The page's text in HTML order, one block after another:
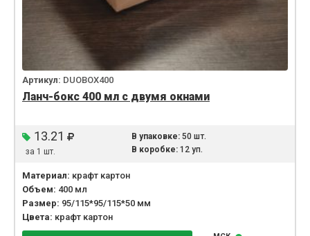
Артикул: DUOBOX400
Ланч-бокс 400 мл с двумя окнами
13.21
за 1 шт.
В упаковке:50 шт.
В коробке:12 уп.
Материал: крафт картон
Объем: 400 мл
Размер: 95/115*95/115*50 мм
Цвета: крафт картон